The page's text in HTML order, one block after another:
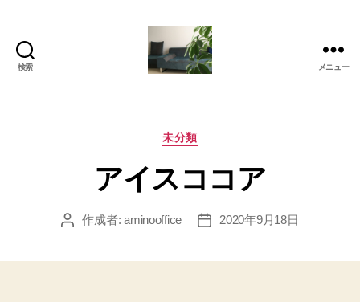
検索
美
か
も
あ
の
メニュー
カ
ゴ
リ
未分類
アイスココア
投
作成者:aminooffice
投
2020年9月18日